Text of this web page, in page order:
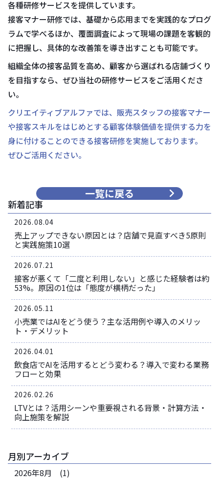
各種研修サービスを提供しています。
接客マナー研修では、基礎から応用までを実践的なプログ
ラムで学べるほか、覆面調査によって現場の課題を客観的
に把握し、具体的な改善策を導き出すことも可能です。
組織全体の接客品質を高め、顧客から選ばれる店舗づくり
を目指すなら、ぜひ当社の研修サービスをご活用くださ
い。
クリエイティブアルファでは、販売スタッフの接客マナー
や接客スキルをはじめとする顧客体験価値を提供する力を
身に付けることのできる接客研修を実施しております。
ぜひご活用ください。
一覧に戻る
新着記事
2026.08.04
売上アップできない原因とは？店舗で見直すべき5原則
と実践施策10選
2026.07.21
接客が悪くて「二度と利用しない」と感じた経験者は約
53%。原因の1位は「態度が横柄だった」
2026.05.11
小売業ではAIをどう使う？主な活用例や導入のメリッ
ト・デメリット
2026.04.01
飲食店でAIを活用するとどう変わる？導入で変わる業務
フローと効果
2026.02.26
LTVとは？活用シーンや重要視される背景・計算方法・
向上施策を解説
月別アーカイブ
2026年8月 (1)